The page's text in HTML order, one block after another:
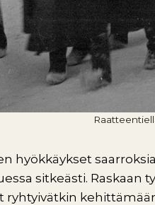
hyökkäykset
sitkeästi. Raskaan
ryhtyivätkin